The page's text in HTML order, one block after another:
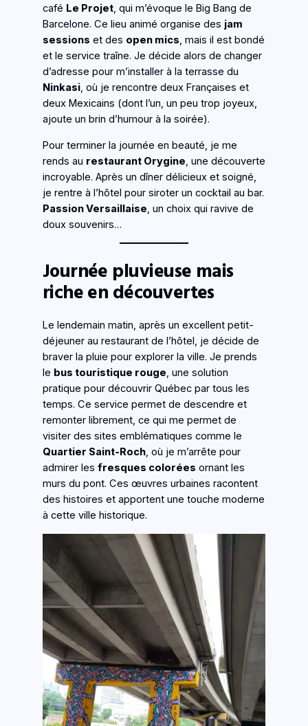
café Le Projet, qui m’évoque le Big Bang de
Barcelone. Ce lieu animé organise des jam
sessions et des open mics, mais il est bondé
et le service traîne. Je décide alors de changer
d’adresse pour m’installer à la terrasse du
Ninkasi, où je rencontre deux Françaises et
deux Mexicains (dont l’un, un peu trop joyeux,
ajoute un brin d’humour à la soirée).
Pour terminer la journée en beauté, je me
rends au restaurant Orygine , une découverte
incroyable. Après un dîner délicieux et soigné,
je rentre à l’hôtel pour siroter un cocktail au bar.
Passion Versaillaise , un choix qui ravive de
doux souvenirs…
Journée pluvieuse mais
riche en découvertes
Le lendemain matin, après un excellent petit-
déjeuner au restaurant de l’hôtel, je décide de
braver la pluie pour explorer la ville. Je prends
le bus touristique rouge, une solution
pratique pour découvrir Québec par tous les
temps. Ce service permet de descendre et
remonter librement, ce qui me permet de
visiter des sites emblématiques comme le
Quartier Saint-Roch, où je m’arrête pour
admirer les fresques colorées ornant les
murs du pont. Ces œuvres urbaines racontent
des histoires et apportent une touche moderne
à cette ville historique.